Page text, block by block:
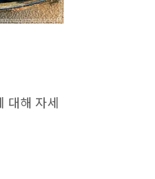
대해 자세